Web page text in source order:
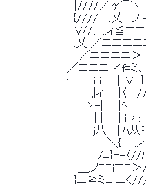
|////／γ⌒ヽ　　　
{////　 .乂... ノ --
V//{　..ィ≦ニニニニ
.乂_／ニニニニニ＞ /: : ヽ`
／ニニニニ＞ ´ 　/:,
／ニニニ イf=ミ､ i　/:" ｨ::i:Y
ー― .i i´ 　|: V::i:} i/,ｨ〈
,|ィ　　|〈___//_〉j :
ゝ-|　　|ﾍ : : : : : : : : : : /　
| |　　| i ゝ: : : r__
j八　 |.ﾊ从≧===≦'　/iﾊ从!
_＼{ __ ..ィ　　
./ﾆ}ｰ-〈//ﾊ ノ: :
＿.ノﾆﾆiニﾆ＞/ﾊ　
}ニ≧ミﾆ|ニく////